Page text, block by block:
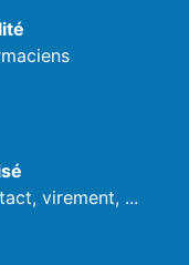
virement, ...